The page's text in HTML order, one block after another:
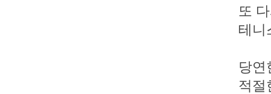
또
테니
당연
적절